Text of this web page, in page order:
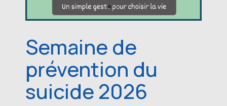
Semaine de
prévention du
suicide 2026